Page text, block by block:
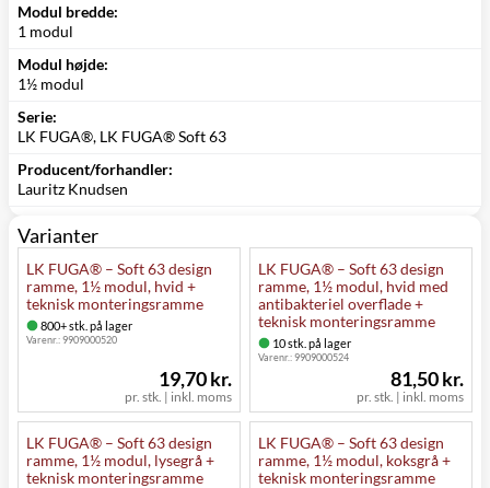
Modul bredde:
1 modul
Modul højde:
1½ modul
Serie:
LK FUGA®, LK FUGA® Soft 63
Producent/forhandler:
Lauritz Knudsen
Varianter
LK FUGA® – Soft 63 design
ramme, 1½ modul, hvid +
teknisk monteringsramme
800+ stk. på lager
Varenr.:9909000520
pr. stk. | inkl. moms
19,70 kr.
LK FUGA® – Soft 63 design
ramme, 1½ modul, hvid med
antibakteriel overflade +
teknisk monteringsramme
10 stk. på lager
Varenr.:9909000524
pr. stk. | inkl. moms
81,50 kr.
LK FUGA® – Soft 63 design
ramme, 1½ modul, lysegrå +
teknisk monteringsramme
LK FUGA® – Soft 63 design
ramme, 1½ modul, koksgrå +
teknisk monteringsramme